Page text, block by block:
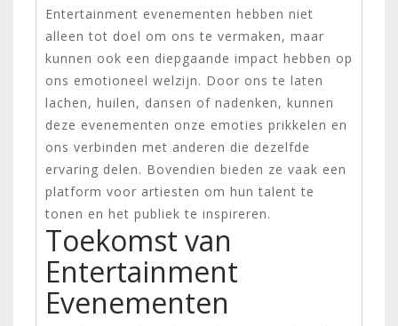
Entertainment evenementen hebben niet
alleen tot doel om ons te vermaken, maar
kunnen ook een diepgaande impact hebben op
ons emotioneel welzijn. Door ons te laten
lachen, huilen, dansen of nadenken, kunnen
deze evenementen onze emoties prikkelen en
ons verbinden met anderen die dezelfde
ervaring delen. Bovendien bieden ze vaak een
platform voor artiesten om hun talent te
tonen en het publiek te inspireren.
Toekomst van
Entertainment
Evenementen